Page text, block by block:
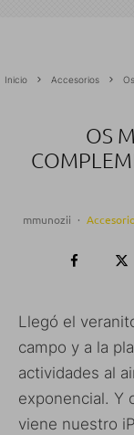
Inicio Accesorios
OS
mmunozii ·
Llegó el
campo y a la
actividades al
exponencial. Y
viene nuestro